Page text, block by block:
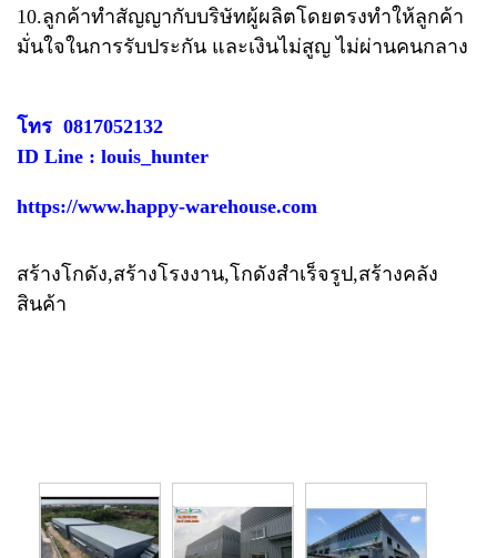
10.ลูกค้าทำสัญญากับบริษัทผู้ผลิตโดยตรงทำให้ลูกค้า
มั่นใจในการรับประกัน​ และเงินไม่สูญ ไม่ผ่านคนกลาง
โทร 0817052132
ID Line : louis_hunter
https://www.happy-warehouse.com
สร้างโกดัง,สร้างโรงงาน,โกดังสำเร็จรูป,สร้างคลัง
สินค้า